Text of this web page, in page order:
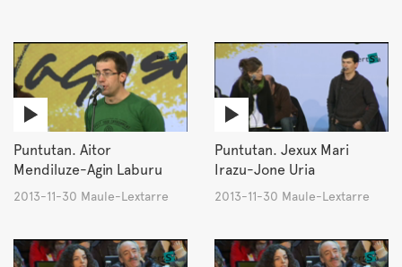
Puntutan. Aitor
Mendiluze-Agin Laburu
2013-11-30 Maule-Lextarre
Puntutan. Jexux Mari
Irazu-Jone Uria
2013-11-30 Maule-Lextarre